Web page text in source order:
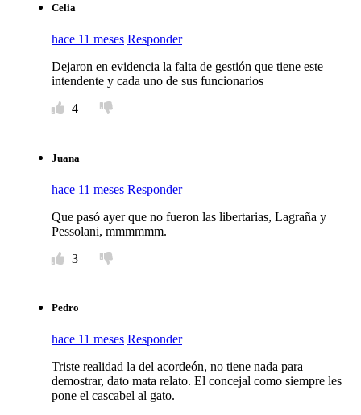
Celia
hace 11 meses Responder
Dejaron en evidencia la falta de gestión que tiene este
intendente y cada uno de sus funcionarios
4
Juana
hace 11 meses Responder
Que pasó ayer que no fueron las libertarias, Lagraña y
Pessolani, mmmmmm.
3
Pedro
hace 11 meses Responder
Triste realidad la del acordeón, no tiene nada para
demostrar, dato mata relato. El concejal como siempre les
pone el cascabel al gato.